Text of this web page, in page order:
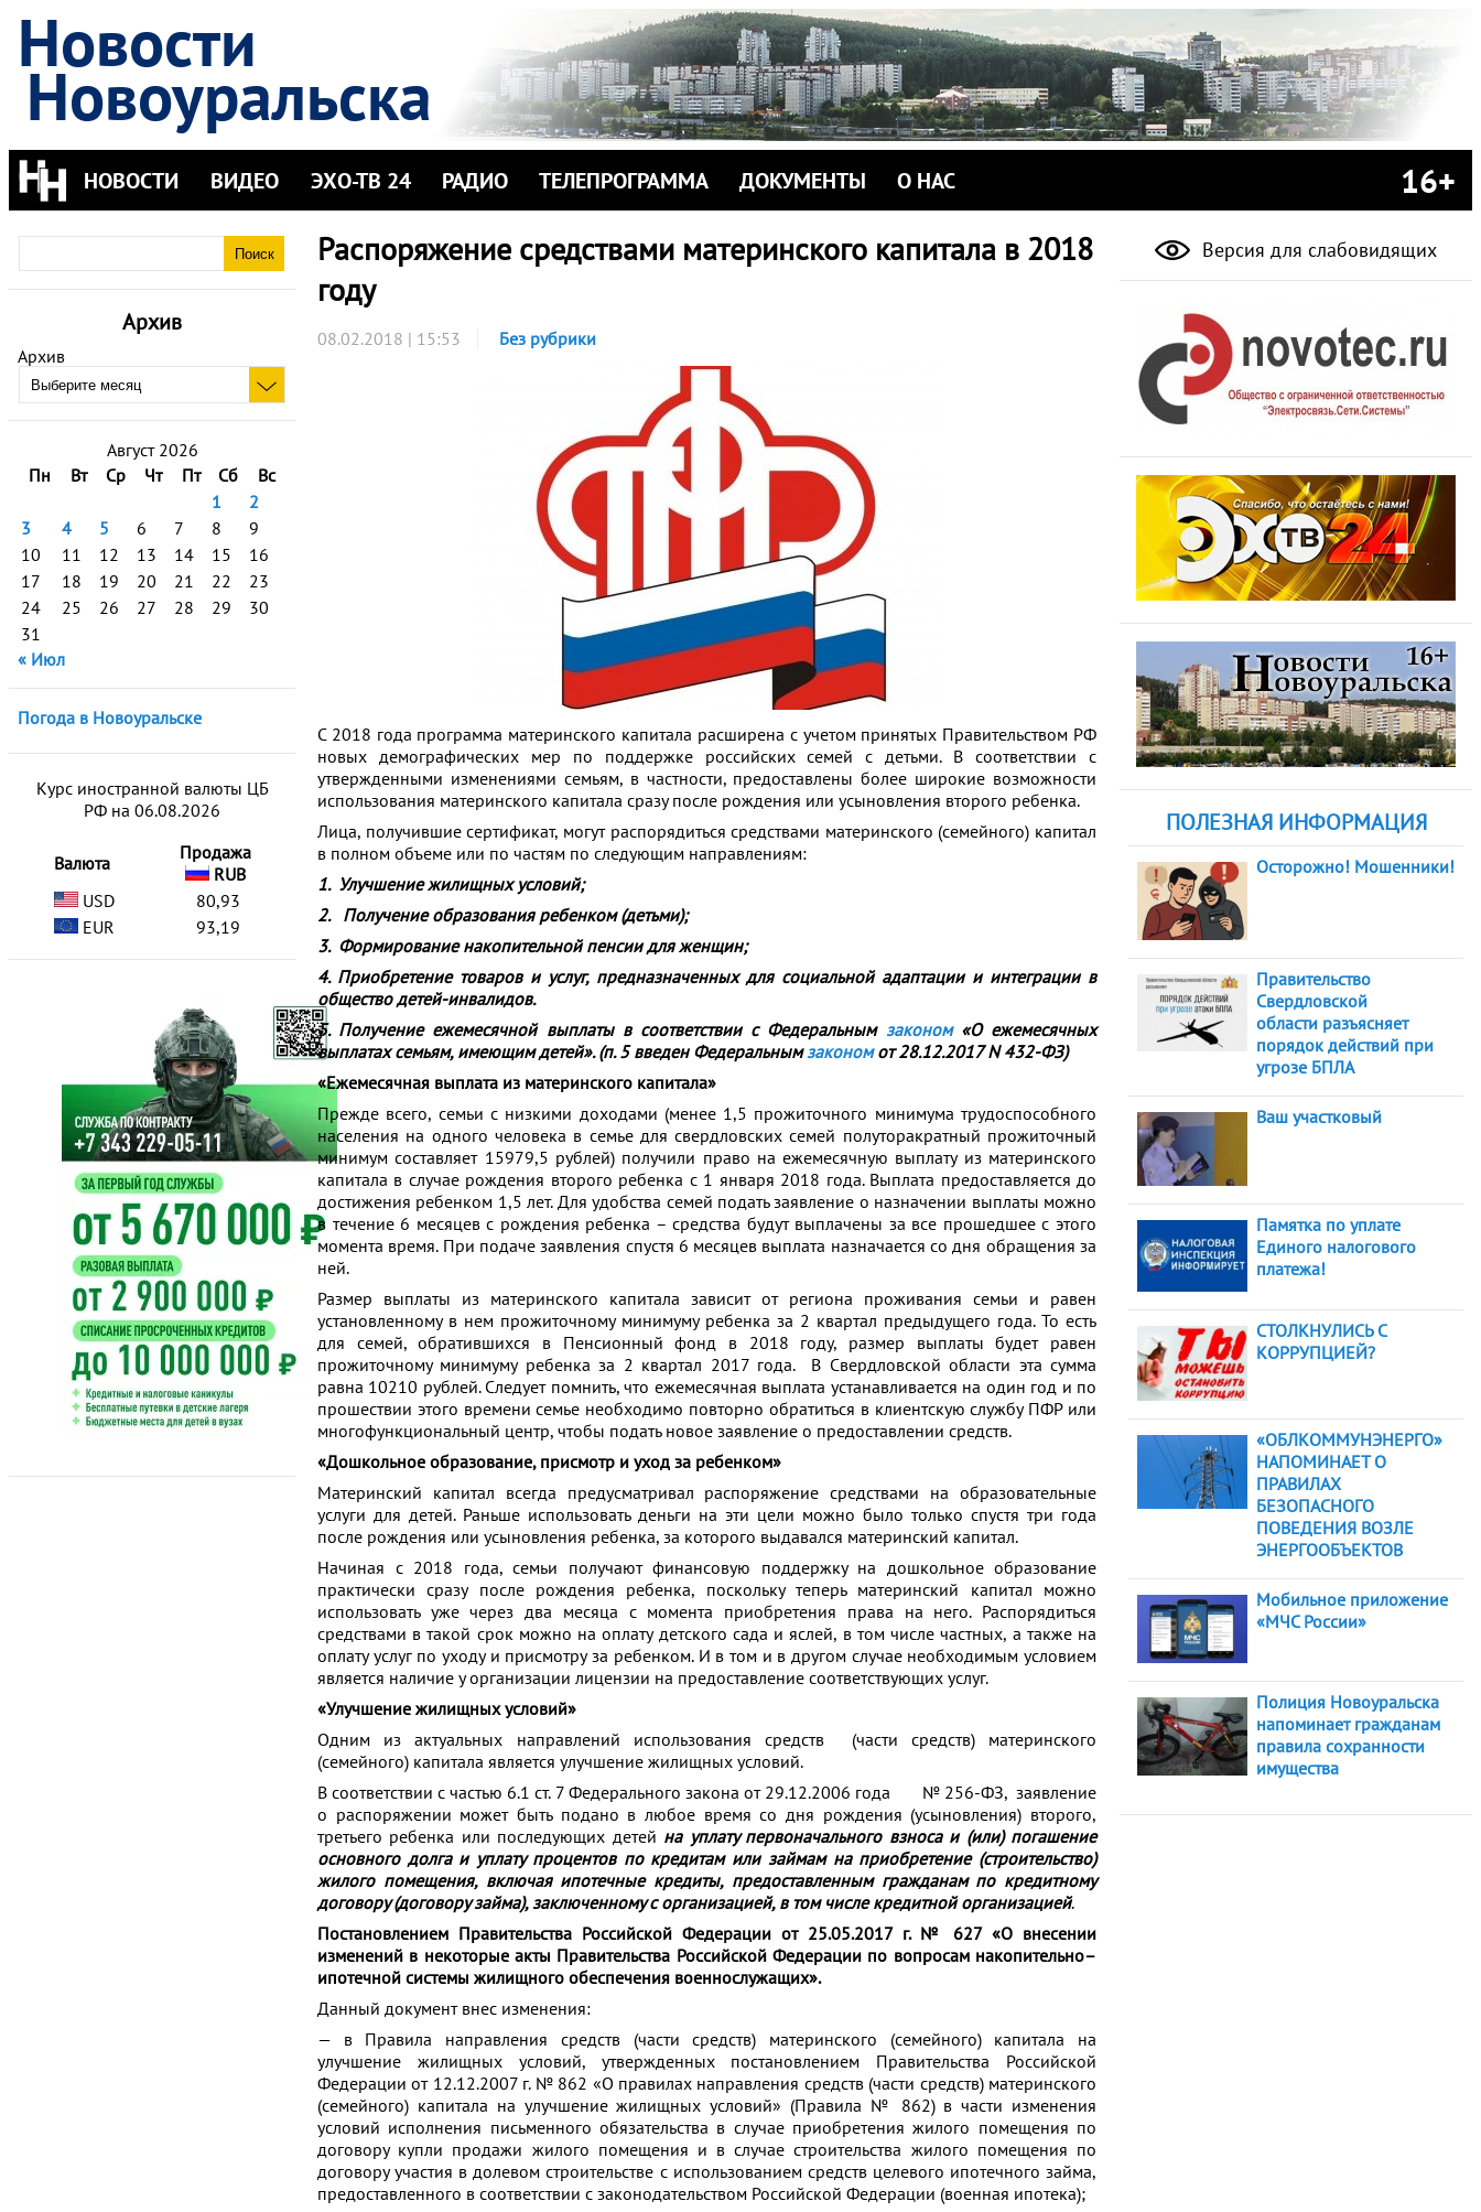
Новости
Новоуральска
НОВОСТИ ВИДЕО ЭХО-ТВ 24 РАДИО ТЕЛЕПРОГРАММА ДОКУМЕНТЫ О НАС 16+
Архив
Архив
Август 2026
Пн
Вт Ср Чт Пт Сб
Вс
1
2
3
4 5 6 7 8
9
10
11 12 13 14 15
16
17
18 19 20 21 22
23
24
25 26 27 28 29
30
31
« Июл
Погода в Новоуральске
Курс иностранной валюты ЦБ
РФ на 06.08.2026
Валюта
Продажа
RUB
USD
80,93
EUR
93,19
Распоряжение средствами материнского капитала в 2018
году
08.02.2018 | 15:53 Без рубрики
С 2018 года программа материнского капитала расширена с учетом принятых Правительством РФ
новых демографических мер по поддержке российских семей с детьми. В соответствии с
утвержденными изменениями семьям, в частности, предоставлены более широкие возможности
использования материнского капитала сразу после рождения или усыновления второго ребенка.
Лица, получившие сертификат, могут распорядиться средствами материнского (семейного) капитал
в полном объеме или по частям по следующим направлениям:
1. Улучшение жилищных условий;
2. Получение образования ребенком (детьми);
3. Формирование накопительной пенсии для женщин;
4. Приобретение товаров и услуг, предназначенных для социальной адаптации и интеграции в
общество детей-инвалидов.
5. Получение ежемесячной выплаты в соответствии с Федеральным законом«О ежемесячных
выплатах семьям, имеющим детей». (п. 5 введен Федеральнымзакономот 28.12.2017 N 432-ФЗ)
«Ежемесячная выплата из материнского капитала»
Прежде всего, семьи с низкими доходами (менее 1,5 прожиточного минимума трудоспособного
населения на одного человека в семье для свердловских семей полуторакратный прожиточный
минимум составляет 15979,5 рублей) получили право на ежемесячную выплату из материнского
капитала в случае рождения второго ребенка с 1 января 2018 года. Выплата предоставляется до
достижения ребенком 1,5 лет. Для удобства семей подать заявление о назначении выплаты можно
в течение 6 месяцев с рождения ребенка – средства будут выплачены за все прошедшее с этого
момента время. При подаче заявления спустя 6 месяцев выплата назначается со дня обращения за
ней.
Размер выплаты из материнского капитала зависит от региона проживания семьи и равен
установленному в нем прожиточному минимуму ребенка за 2 квартал предыдущего года. То есть
для семей, обратившихся в Пенсионный фонд в 2018 году, размер выплаты будет равен
прожиточному минимуму ребенка за 2 квартал 2017 года. В Свердловской области эта сумма
равна 10210 рублей. Следует помнить, что ежемесячная выплата устанавливается на один год и по
прошествии этого времени семье необходимо повторно обратиться в клиентскую службу ПФР или
многофункциональный центр, чтобы подать новое заявление о предоставлении средств.
«Дошкольное образование, присмотр и уход за ребенком»
Материнский капитал всегда предусматривал распоряжение средствами на образовательные
услуги для детей. Раньше использовать деньги на эти цели можно было только спустя три года
после рождения или усыновления ребенка, за которого выдавался материнский капитал.
Начиная с 2018 года, семьи получают финансовую поддержку на дошкольное образование
практически сразу после рождения ребенка, поскольку теперь материнский капитал можно
использовать уже через два месяца с момента приобретения права на него. Распорядиться
средствами в такой срок можно на оплату детского сада и яслей, в том числе частных, а также на
оплату услуг по уходу и присмотру за ребенком. И в том и в другом случае необходимым условием
является наличие у организации лицензии на предоставление соответствующих услуг.
«Улучшение жилищных условий»
Одним из актуальных направлений использования средств (части средств) материнского
(семейного) капитала является улучшение жилищных условий.
В соответствии с частью 6.1 ст. 7 Федерального закона от 29.12.2006 года № 256-ФЗ, заявление
о распоряжении может быть подано в любое время со дня рождения (усыновления) второго,
третьего ребенка или последующих детей на уплату первоначального взноса и (или) погашение
основного долга и уплату процентов по кредитам или займам на приобретение (строительство)
жилого помещения, включая ипотечные кредиты, предоставленным гражданам по кредитному
договору (договору займа), заключенному с организацией, в том числе кредитной организацией.
Постановлением Правительства Российской Федерации от 25.05.2017 г. № 627 «О внесении
изменений в некоторые акты Правительства Российской Федерации по вопросам накопительно–
ипотечной системы жилищного обеспечения военнослужащих».
Данный документ внес изменения:
— в Правила направления средств (части средств) материнского (семейного) капитала на
улучшение жилищных условий, утвержденных постановлением Правительства Российской
Федерации от 12.12.2007 г. № 862 «О правилах направления средств (части средств) материнского
(семейного) капитала на улучшение жилищных условий» (Правила № 862) в части изменения
условий исполнения письменного обязательства в случае приобретения жилого помещения по
договору купли продажи жилого помещения и в случае строительства жилого помещения по
договору участия в долевом строительстве с использованием средств целевого ипотечного займа,
предоставленного в соответствии с законодательством Российской Федерации (военная ипотека);
Версия для слабовидящих
ПОЛЕЗНАЯ ИНФОРМАЦИЯ
Осторожно! Мошенники!
Правительство
Свердловской
области разъясняет
порядок действий при
угрозе БПЛА
Ваш участковый
Памятка по уплате
Единого налогового
платежа!
СТОЛКНУЛИСЬ С
КОРРУПЦИЕЙ?
«ОБЛКОММУНЭНЕРГО»
НАПОМИНАЕТ О
ПРАВИЛАХ
БЕЗОПАСНОГО
ПОВЕДЕНИЯ ВОЗЛЕ
ЭНЕРГООБЪЕКТОВ
Мобильное приложение
«МЧС России»
Полиция Новоуральска
напоминает гражданам
правила сохранности
имущества